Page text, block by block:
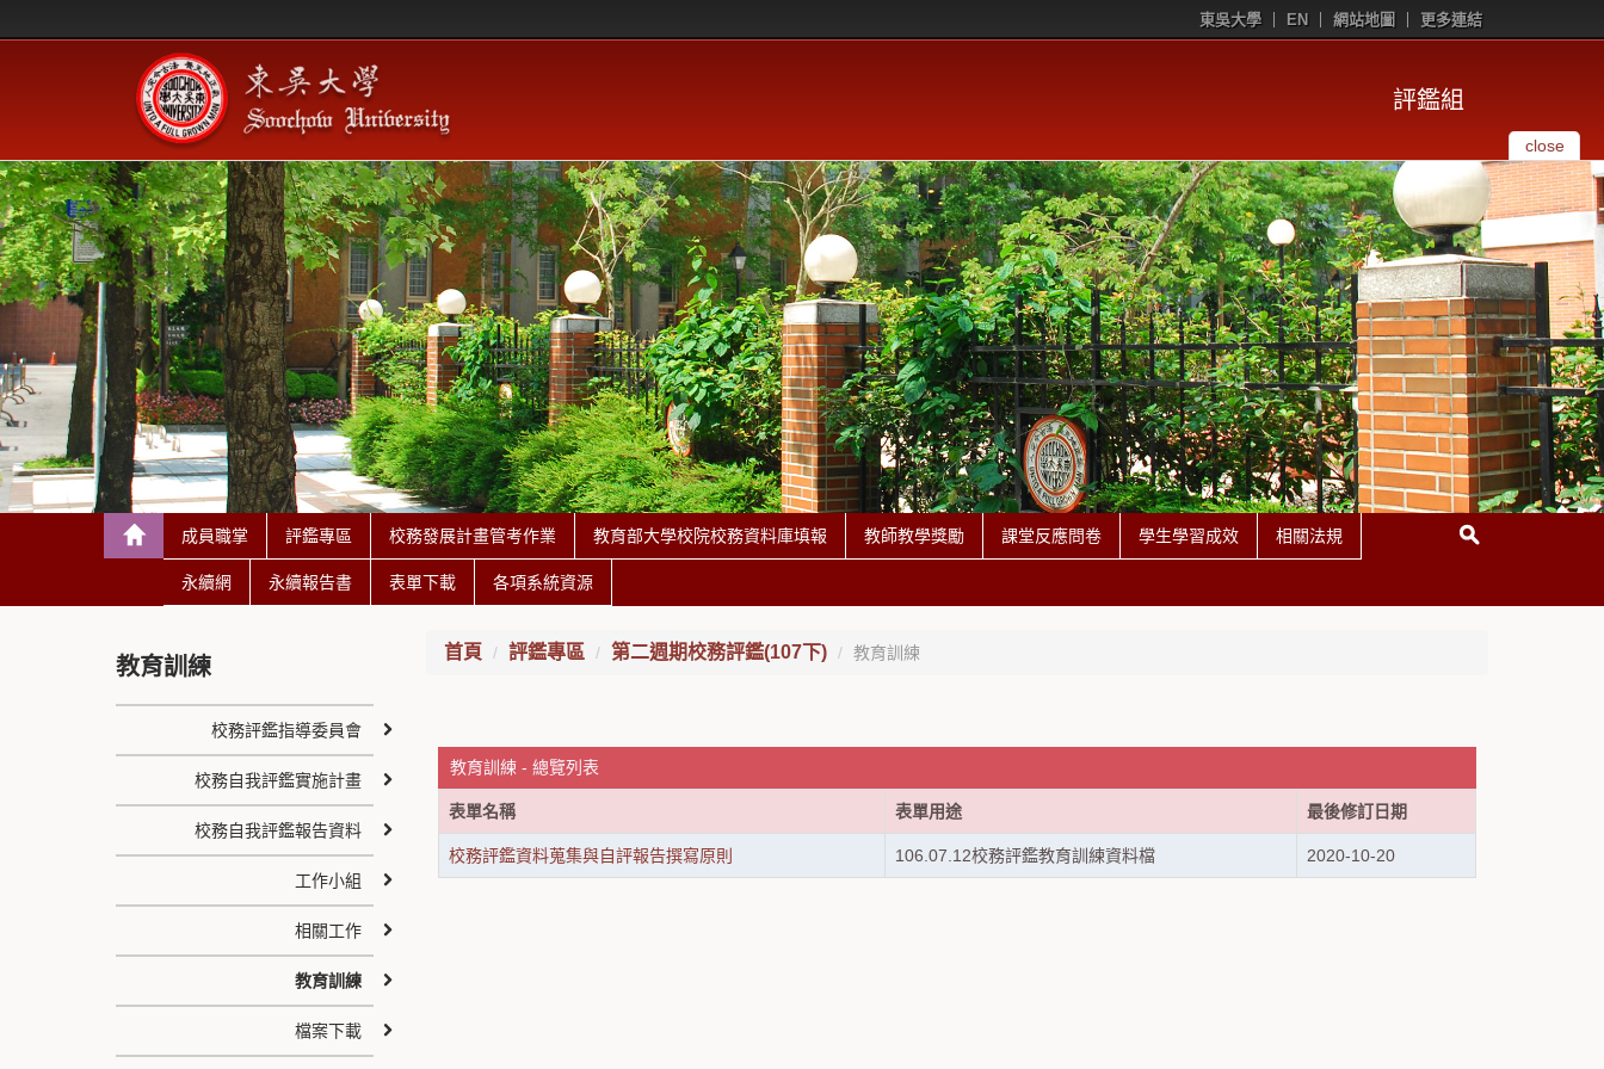
東吳大學 EN 網站地圖 更多連結
評鑑組
close
成員職掌 評鑑專區 校務發展計畫管考作業 教育部大學校院校務資料庫填報 教師教學獎勵 課堂反應問卷 學生學習成效 相關法規
永續網 永續報告書 表單下載 各項系統資源
首頁 評鑑專區 第二週期校務評鑑(107下) 教育訓練
教育訓練 - 總覽列表
表單名稱 表單用途 最後修訂日期
校務評鑑資料蒐集與自評報告撰寫原則 106.07.12校務評鑑教育訓練資料檔 2020-10-20
教育訓練
校務評鑑指導委員會
校務自我評鑑實施計畫
校務自我評鑑報告資料
工作小組
相關工作
教育訓練
檔案下載